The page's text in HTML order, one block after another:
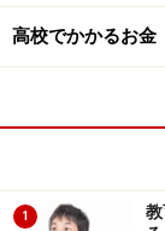
渋谷幕張
費・授業
特待生合
帝京大学
業料・維
高校でかかるお金
1